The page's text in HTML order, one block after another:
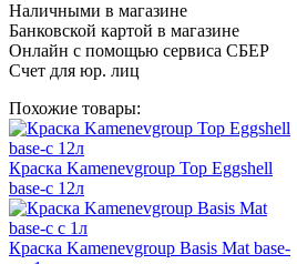
Наличными в магазине
Банковской картой в магазине
Онлайн с помощью сервиса СБЕР
Счет для юр. лиц
Похожие товары:
Краска Kamenevgroup Top Eggshell
base-c 12л
Краска Kamenevgroup Basis Mat base-